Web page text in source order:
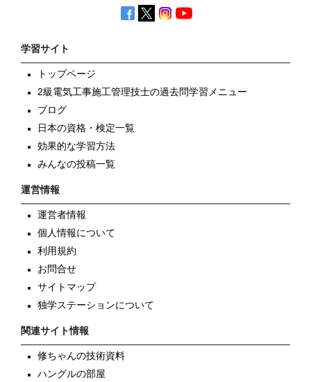
学習サイト
トップページ
2級電気工事施工管理技士の過去問学習メニュー
ブログ
日本の資格・検定一覧
効果的な学習方法
みんなの投稿一覧
運営情報
運営者情報
個人情報について
利用規約
お問合せ
サイトマップ
独学ステーションについて
関連サイト情報
修ちゃんの技術資料
ハングルの部屋